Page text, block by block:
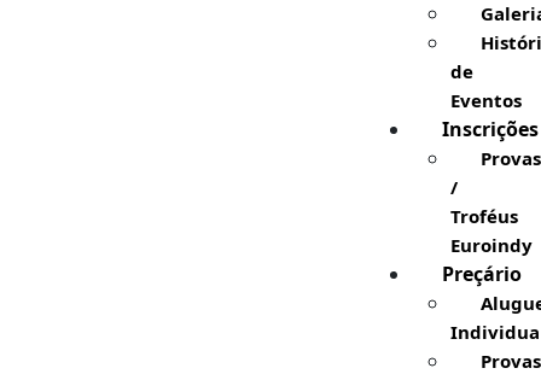
de
Eventos
Inscrições
Provas
/
Troféus
Euroindy
Preçário
Provas